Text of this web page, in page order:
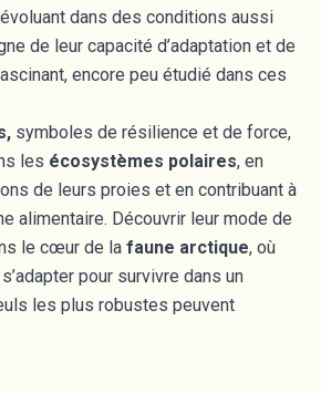
évoluant dans des conditions aussi
de leur capacité d’adaptation et de
encore peu étudié dans ces
symboles de résilience et de force,
les écosystèmes polaires, en
de leurs proies et en contribuant à
alimentaire. Découvrir leur mode de
le cœur de la faune arctique, où
pour survivre dans un
les plus robustes peuvent